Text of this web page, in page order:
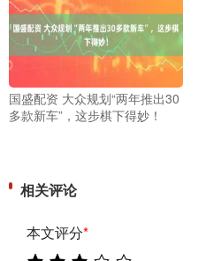
国盛配资 大众规划“两年推出30
多款新车”，这步棋下得妙！
相关评论
本文评分*